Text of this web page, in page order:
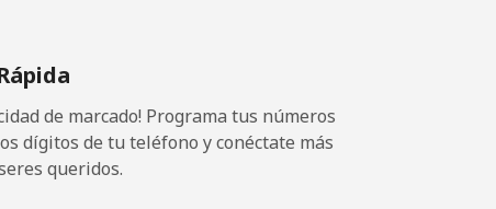
de marcado! Programa tus números
dígitos de tu teléfono y conéctate más
queridos.